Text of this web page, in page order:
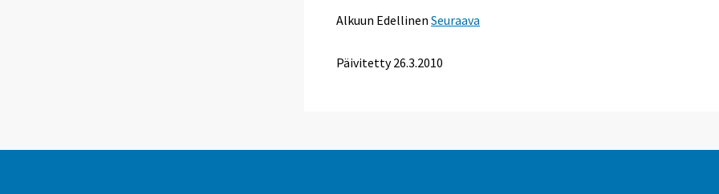
Alkuun Edellinen Seuraava
Päivitetty26.3.2010